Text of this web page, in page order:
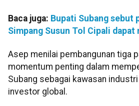
Baca juga: Bupati Subang sebut
Simpang Susun Tol Cipali
Asep menilai pembangunan tiga
momentum penting dalam
Subang sebagai kawasan
investor global.